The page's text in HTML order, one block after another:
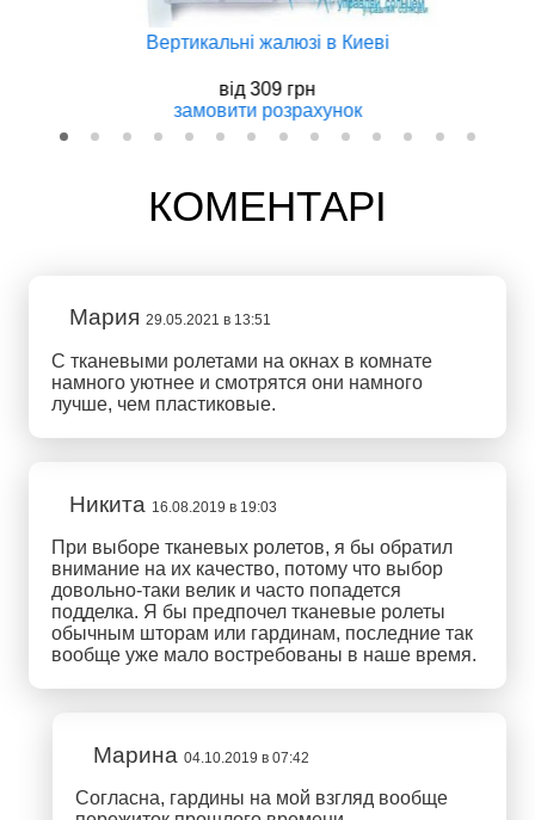
Вертикальнi жалюзi в Киеві
вiд 309 грн
замовити розрахунок
КОМЕНТАРІ
Мария 29.05.2021 в 13:51
С тканевыми ролетами на окнах в комнате
намного уютнее и смотрятся они намного
лучше, чем пластиковые.
Никита 16.08.2019 в 19:03
При выборе тканевых ролетов, я бы обратил
внимание на их качество, потому что выбор
довольно-таки велик и часто попадется
подделка. Я бы предпочел тканевые ролеты
обычным шторам или гардинам, последние так
вообще уже мало востребованы в наше время.
Марина 04.10.2019 в 07:42
Согласна, гардины на мой взгляд вообще